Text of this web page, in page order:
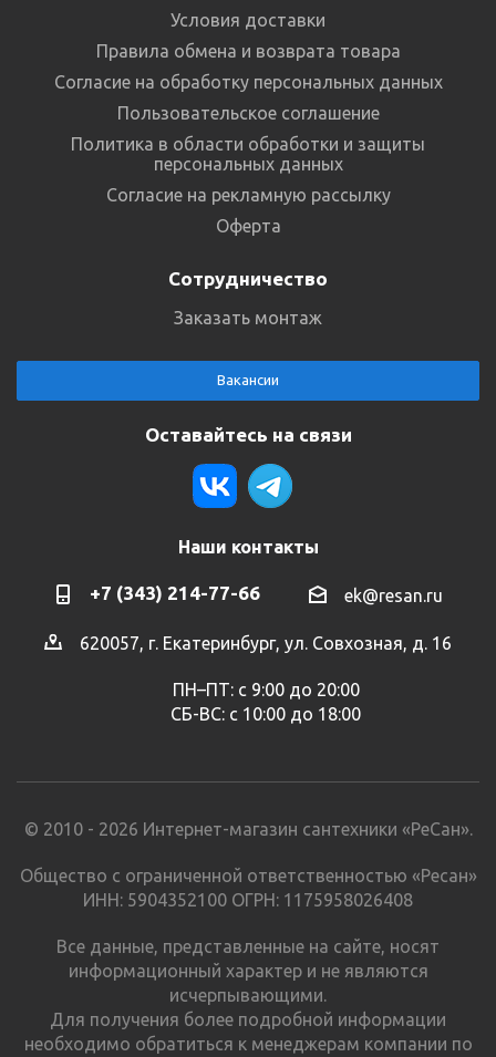
Условия доставки
Правила обмена и возврата товара
Согласие на обработку персональных данных
Пользовательское соглашение
Политика в области обработки и защиты
персональных данных
Согласие на рекламную рассылку
Оферта
Сотрудничество
Заказать монтаж
Вакансии
Оставайтесь на связи
Наши контакты
+7 (343) 214-77-66 ek@resan.ru
620057, г. Екатеринбург, ул. Совхозная, д. 16
ПН–ПТ: с 9:00 до 20:00
СБ-ВС: с 10:00 до 18:00
© 2010 - 2026 Интернет-магазин сантехники «РеСан».
Общество с ограниченной ответственностью «Ресан»
ИНН: 5904352100 ОГРН: 1175958026408
Все данные, представленные на сайте, носят
информационный характер и не являются
исчерпывающими.
Для получения более подробной информации
необходимо обратиться к менеджерам компании по